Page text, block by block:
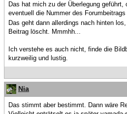
Das hat mich zu der Überlegung
eventuell die Nummer des
Das geht dann allerdings nach hinten
Beitrag löscht. Mmmhh...
Ich verstehe es auch nicht, finde die
kurzweilig und lustig.
Nia
Das stimmt aber bestimmt. Dann wäre